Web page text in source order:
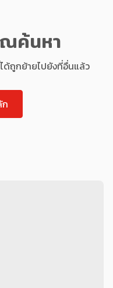
ณค้นหา
ถูกย้ายไปยังที่อื่นแล้ว